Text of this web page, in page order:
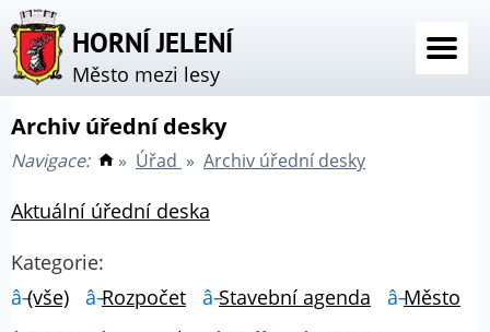
HORNÍ JELENÍ
Město mezi lesy
Archiv úřední desky
Navigace: » Úřad » Archiv úřední desky
Aktuální úřední deska
Kategorie:
(vše)
Rozpočet Stavební agenda
Město